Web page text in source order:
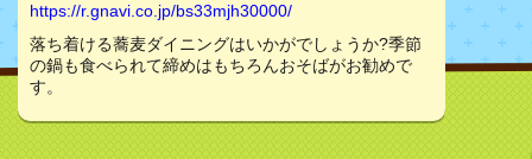
https://r.gnavi.co.jp/bs33mjh30000/
落ち着ける蕎麦ダイニングはいかがでしょうか?季節
の鍋も食べられて締めはもちろんおそばがお勧めで
す。